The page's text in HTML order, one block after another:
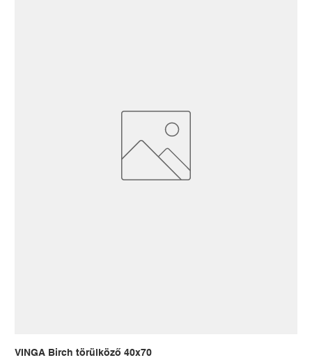
VINGA Birch törülköző 40x70